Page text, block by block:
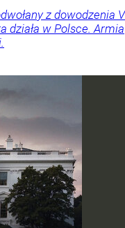
z dowodzenia V
działa w Polsce. Armia